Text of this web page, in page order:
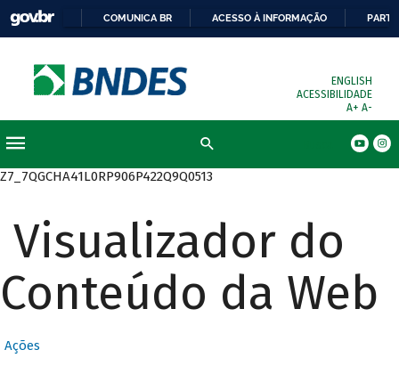
COMUNICA BR ACESSO À INFORMAÇÃO
ENGLISH
ACESSIBILIDADE
A+ A-
Z7_7QGCHA41L0RP906P422Q9Q0513
Visualizador do
Conteúdo da Web
Ações